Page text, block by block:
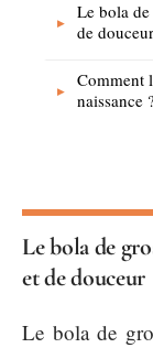
Le bola
de douceur
Comment
naissance
Le bola de
et de douceur
Le bola de